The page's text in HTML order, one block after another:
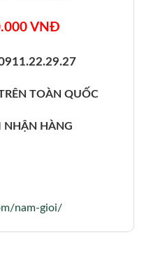
VNĐ
TOÀN QUỐC
NHẬN HÀNG
nam-gioi/